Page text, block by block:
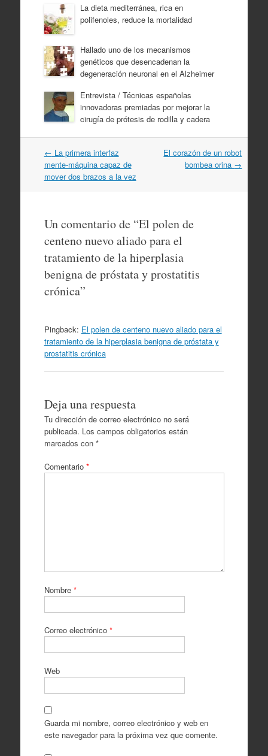
La dieta mediterránea, rica en
polifenoles, reduce la mortalidad
Hallado uno de los mecanismos
genéticos que desencadenan la
degeneración neuronal en el Alzheimer
Entrevista / Técnicas españolas
innovadoras premiadas por mejorar la
cirugía de prótesis de rodilla y cadera
Navegación
por
artículos
← La primera interfaz
mente-máquina capaz de
mover dos brazos a la vez
El corazón de un robot
bombea orina →
Un comentario de “El polen de
centeno nuevo aliado para el
tratamiento de la hiperplasia
benigna de próstata y prostatitis
crónica”
Pingback: El polen de centeno nuevo aliado para el
tratamiento de la hiperplasia benigna de próstata y
prostatitis crónica
Deja una respuesta
Tu dirección de correo electrónico no será
publicada. Los campos obligatorios están
marcados con *
Comentario *
Nombre *
Correo electrónico *
Web
Guarda mi nombre, correo electrónico y web en
este navegador para la próxima vez que comente.